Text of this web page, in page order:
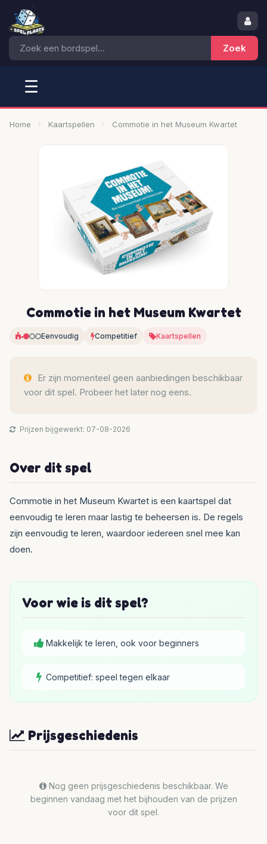
☰
Home Kaartspellen Commotie in het Museum Kwartet
Commotie in het Museum Kwartet
Eenvoudig Competitief Kaartspellen
Er zijn momenteel geen aanbiedingen beschikbaar
voor dit spel. Probeer het later nog eens.
Prijzen bijgewerkt: 07-08-2026
Over dit spel
Commotie in het Museum Kwartet is een kaartspel dat
eenvoudig te leren maar lastig te beheersen is. De regels
zijn eenvoudig te leren, waardoor iedereen snel mee kan
doen.
Voor wie is dit spel?
Makkelijk te leren, ook voor beginners
Competitief: speel tegen elkaar
Prijsgeschiedenis
Nog geen prijsgeschiedenis beschikbaar. We
beginnen vandaag met het bijhouden van de prijzen
voor dit spel.